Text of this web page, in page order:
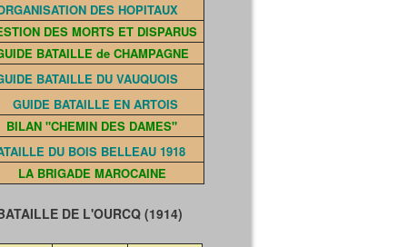
DES HOPITAUX
DES MORTS ET DISPARUS
BATAILLE de CHAMPAGNE
BATAILLE DU VAUQUOIS
GUIDE BATAILLE EN ARTOIS
BILAN "CHEMIN DES DAMES"
DU BOIS BELLEAU 1918
LA BRIGADE MAROCAINE
DE L'OURCQ (1914)